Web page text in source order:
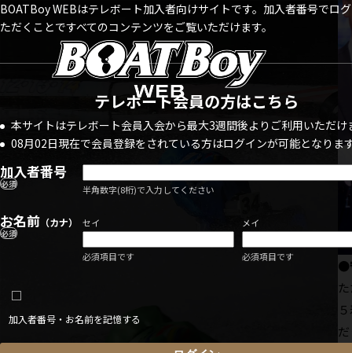
BOATBoy WEBはテレボート加入者向けサイトです。加入者番号でロ
ただくことですべてのコンテンツをご覧いただけます。
テレボート会員の方はこちら
本サイトはテレボート会員入会から最大3週間後よりご利用いただけ
08月02日現在で会員登録をされている方はログインが可能となりま
加入者番号
必須 半角数字(8桁)で入力してください
お名前 （カナ）
必須
セイ
必須項目です
メイ
必須項目です
加入者番号・お名前を記憶する
●